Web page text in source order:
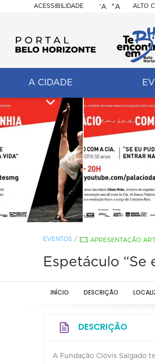
ACESSIBILIDADE
BELO
HORIZONTE
-A +A ALTO
A CIDADE
EVENTOS / APRESENTAÇÃO
Espetáculo “Se
INÍCIO DESCRIÇÃO
DESCRIÇÃO
A Fundação Clóvis Salgado